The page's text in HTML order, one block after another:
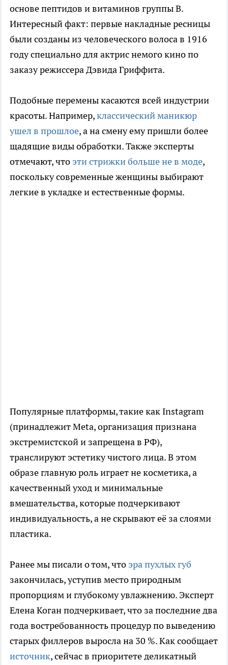
основе пептидов и витаминов группы B.
Интересный факт: первые накладные ресницы
были созданы из человеческого волоса в 1916
году специально для актрис немого кино по
заказу режиссера Дэвида Гриффита.
Подобные перемены касаются всей индустрии
красоты. Например,классический маникюр
ушел в прошлое, а на смену ему пришли более
щадящие виды обработки. Также эксперты
отмечают, что эти стрижки больше не в моде,
поскольку современные женщины выбирают
легкие в укладке и естественные формы.
Популярные платформы, такие как Instagram
(принадлежит Meta, организация признана
экстремистской и запрещена в РФ),
транслируют эстетику чистого лица. В этом
образе главную роль играет не косметика, а
качественный уход и минимальные
вмешательства, которые подчеркивают
индивидуальность, а не скрывают её за слоями
пластика.
Ранее мы писали о том, что эра пухлых губ
закончилась, уступив место природным
пропорциям и глубокому увлажнению. Эксперт
Елена Коган подчеркивает, что за последние два
года востребованность процедур по выведению
старых филлеров выросла на 30 %. Как сообщает
источник, сейчас в приоритете деликатный